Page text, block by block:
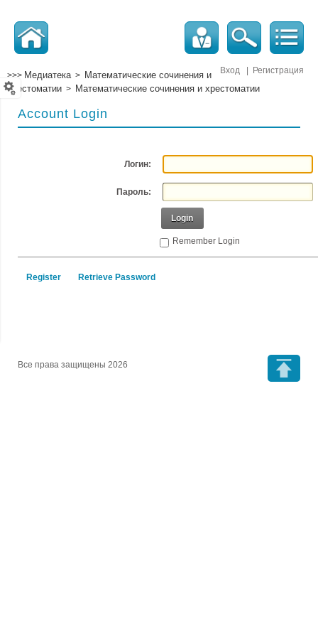
Вход Регистрация
>>> Медиатека> Математические сочинения и
хрестоматии > Математические сочинения и хрестоматии
Account Login
Логин:
Пароль:
Login
Remember Login
Register Retrieve Password
Все права защищены 2026